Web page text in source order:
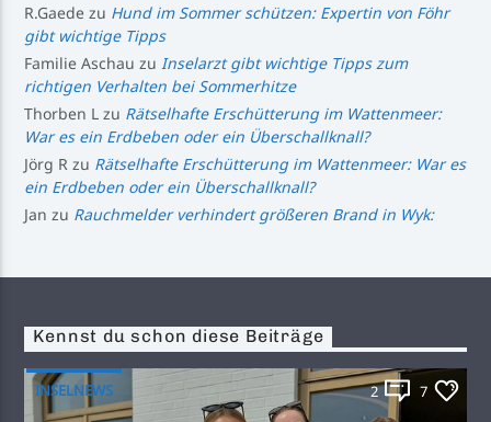
R.Gaede zu Hund im Sommer schützen: Expertin von Föhr
gibt wichtige Tipps
Familie Aschau zuInselarzt gibt wichtige Tipps zum
richtigen Verhalten bei Sommerhitze
Thorben L zu Rätselhafte Erschütterung im Wattenmeer:
War es ein Erdbeben oder ein Überschallknall?
Jörg R zu Rätselhafte Erschütterung im Wattenmeer: War es
ein Erdbeben oder ein Überschallknall?
Jan zu Rauchmelder verhindert größeren Brand in Wyk:
Kennst du schon diese Beiträge
INSELNEWS 2 7